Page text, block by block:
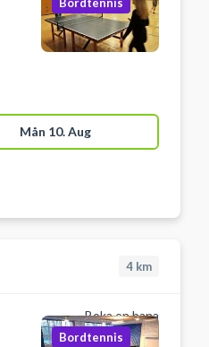
Mån 10. Aug
4 km
Boka en bana
Bordtennis